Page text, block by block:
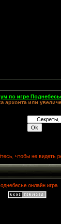
по игре
архонта или
чтобы не видеть
онлайн игра